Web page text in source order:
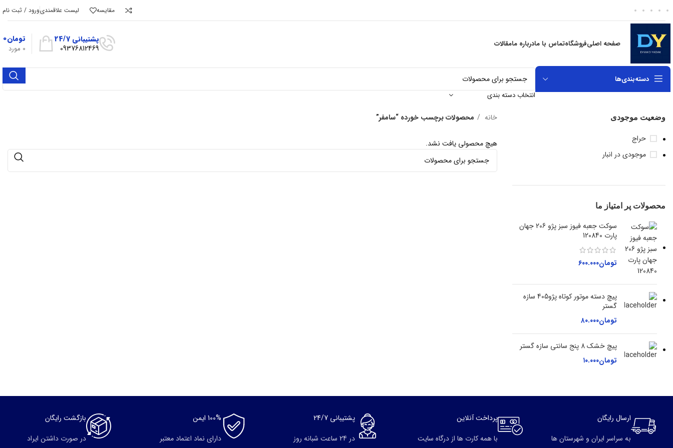
مقایسه لیست علاقمندیورود / ثبت نام
صفحه اصلیفروشگاهتماس با مادرباره مامقالات
پشتیبانی 24/7
09376812469
0 مورد
تومان۰
دسته‌بندی‌ها
انتخاب دسته بندی
وضعیت موجودی
حراج
موجودی در انبار
محصولات پر امتیاز ما
سوکت جعبه فیوز سبز پژو 206 جهان
پارت 120840
تومان۶۰۰.۰۰۰
پیچ دسته موتور کوتاه پژو405 سازه
گستر
تومان۸۰.۰۰۰
پیچ خشک 8 پنج سانتی سازه گستر
تومان۱۰.۰۰۰
خانه محصولات برچسب خورده “سامفر”
هیچ محصولی یافت نشد.
ارسال رایگان
به سراسر ایران و شهرستان ها
پرداخت آنلاین
با همه کارت ها از درگاه سایت
پشتیبانی 24/7
در 24 ساعت شبانه روز
100% ایمن
دارای نماد اعتماد معتبر
بازگشت رایگان
در صورت داشتن ایراد